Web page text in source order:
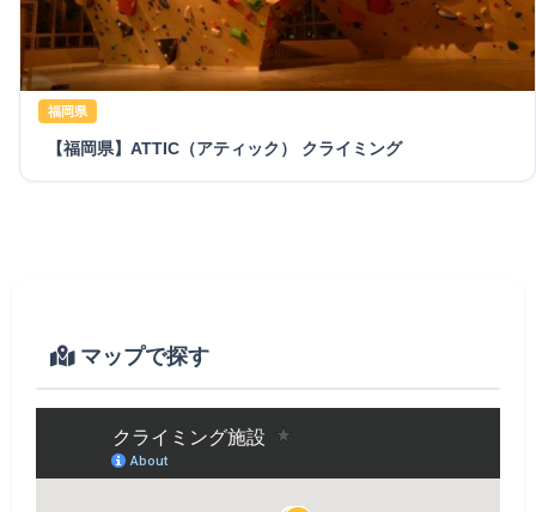
福岡県
【福岡県】ATTIC（アティック） クライミング
マップで探す